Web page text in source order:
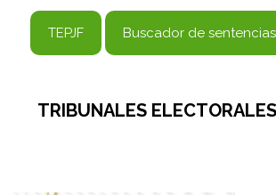
TEPJF Buscador de sentencias
TRIBUNALES